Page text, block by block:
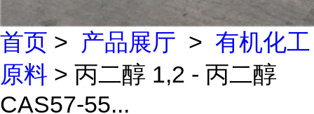
首页 > 产品展厅 > 有机化工
原料 > 丙二醇 1,2 - 丙二醇
CAS57-55...